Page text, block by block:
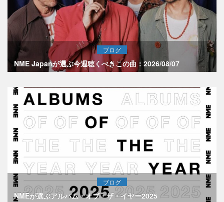
ブログ
NME Japanが選ぶ今週聴くべきこの曲：2026/08/07
ブログ
NMEが選ぶアルバム・オブ・ザ・イヤー2025